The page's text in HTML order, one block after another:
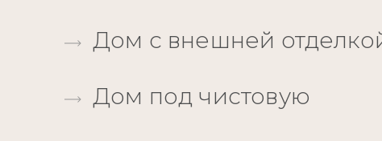
Дом с внешней
Дом под чистовую